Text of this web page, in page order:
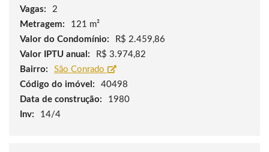
Vagas:
2
Metragem:
121 m²
Valor do Condomínio:
R$ 2.459,86
Valor IPTU anual:
R$ 3.974,82
Bairro:
São Conrado
Código do imóvel:
40498
Data de construção:
1980
Inv:
14/4